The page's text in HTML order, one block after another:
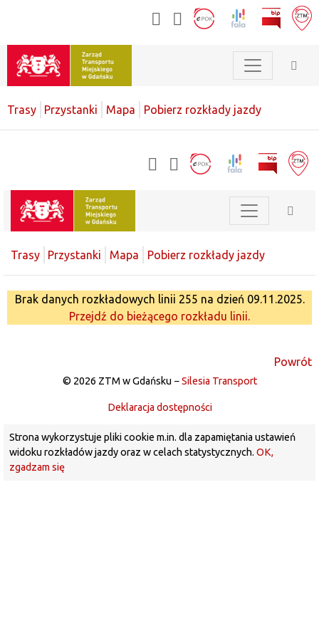
Trasy Przystanki Mapa Pobierz rozkłady jazdy
Trasy Przystanki Mapa Pobierz rozkłady jazdy
Brak danych rozkładowych linii 255 na dzień 09.11.2025.
Przejdź do bieżącego rozkładu linii.
Powrót
© 2026 ZTM w Gdańsku −Silesia Transport
Deklaracja dostępności
Strona wykorzystuje pliki cookie m.in. dla zapamiętania ustawień
widoku rozkładów jazdy oraz w celach statystycznych. OK,
zgadzam się